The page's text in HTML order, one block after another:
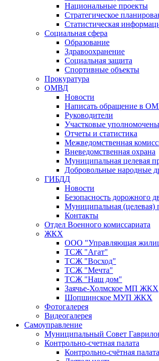
Национальные проекты
Стратегическое
Статистическая
Социальная сфера
Образование
Здравоохранение
Социальная защита
Спортивные объекты
Прокуратура
ОМВД
Новости
Написать обращение в
Руководители
Участковые
Отчеты и статистика
Межведомственная
Вневедомственная охрана
Муниципальная целевая
Добровольные народные
ГИБДД
Новости
Безопасность дорожного
Муниципальная (целевая)
Контакты
Отдел Военного комиссариата
ЖКХ
ООО "Управляющая
ТСЖ "Агат"
ТСЖ "Восход"
ТСЖ "Мечта"
ТСЖ "Наш дом"
Заячье-Холмское МП ЖКХ
Шопшинское МУП ЖКХ
Фотогалерея
Видеогалерея
Самоуправление
Муниципальный Совет
Контрольно-счетная палата
Контрольно-счётная палата